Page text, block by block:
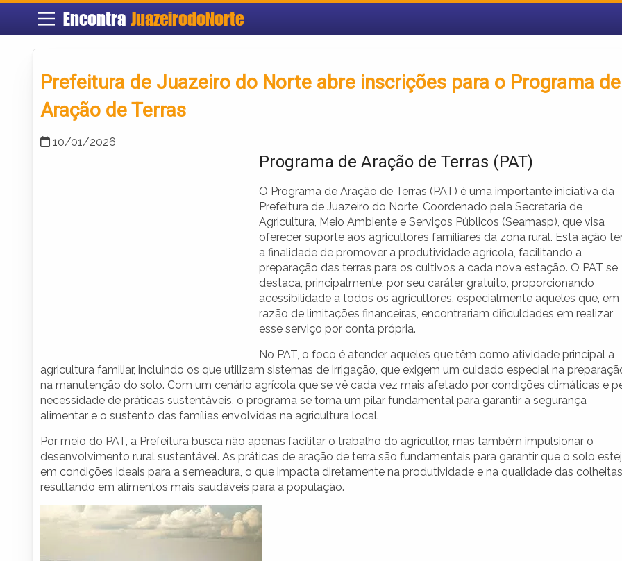
Encontra JuazeirodoNorte
Prefeitura de Juazeiro do Norte abre inscrições para o Programa de
Aração de Terras
10/01/2026
Programa de Aração de Terras (PAT)
O Programa de Aração de Terras (PAT) é uma importante iniciativa da
Prefeitura de Juazeiro do Norte, Coordenado pela Secretaria de
Agricultura, Meio Ambiente e Serviços Públicos (Seamasp), que visa
oferecer suporte aos agricultores familiares da zona rural. Esta ação
a finalidade de promover a produtividade agrícola, facilitando a
preparação das terras para os cultivos a cada nova estação. O PAT se
destaca, principalmente, por seu caráter gratuito, proporcionando
acessibilidade a todos os agricultores, especialmente aqueles que, em
razão de limitações financeiras, encontrariam dificuldades em realizar
esse serviço por conta própria.
No PAT, o foco é atender aqueles que têm como atividade principal a
agricultura familiar, incluindo os que utilizam sistemas de irrigação, que exigem um cuidado especial na
na manutenção do solo. Com um cenário agrícola que se vê cada vez mais afetado por condições climáticas e
necessidade de práticas sustentáveis, o programa se torna um pilar fundamental para garantir a segurança
alimentar e o sustento das famílias envolvidas na agricultura local.
Por meio do PAT, a Prefeitura busca não apenas facilitar o trabalho do agricultor, mas também impulsionar o
desenvolvimento rural sustentável. As práticas de aração de terra são fundamentais para garantir que o solo
em condições ideais para a semeadura, o que impacta diretamente na produtividade e na qualidade das
resultando em alimentos mais saudáveis para a população.